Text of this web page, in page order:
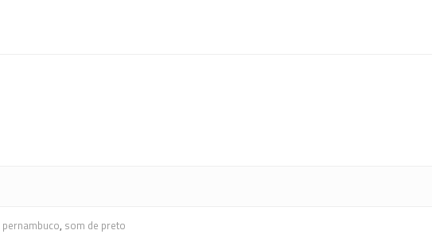
pernambuco, som de preto